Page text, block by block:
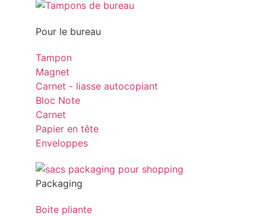
Pour le bureau
Tampon
Magnet
Carnet - liasse autocopiant
Bloc Note
Carnet
Papier en tête
Enveloppes
Packaging
Boite pliante